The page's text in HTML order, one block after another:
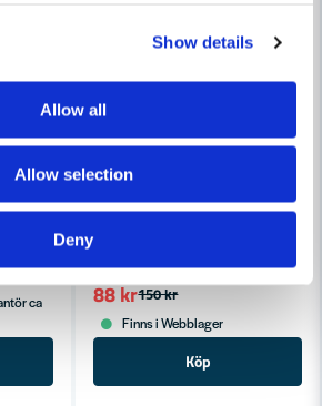
Show details
Allow all
Allow selection
Deny
WSM
ca
WEBER RESERVDELAR
150 kr
88 kr
Finns i Webblager
Köp